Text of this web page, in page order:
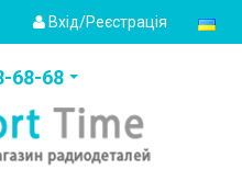
Вхід/Реєстрація
68-68